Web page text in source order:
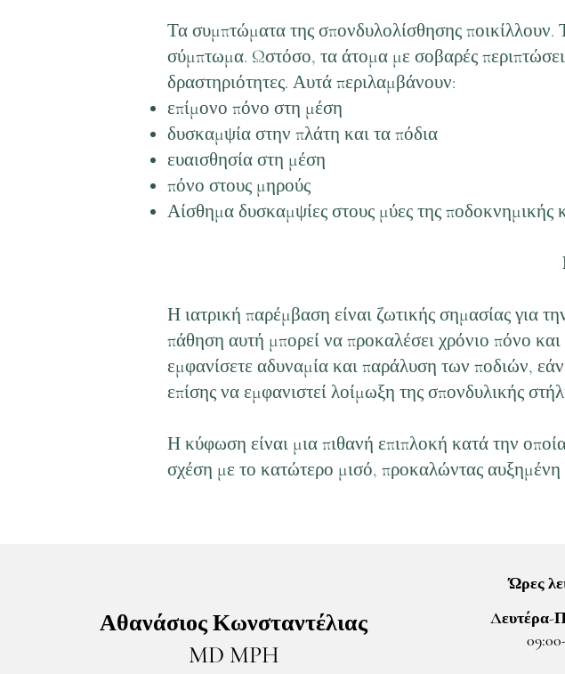
Τα συμπτώματα της σπονδυλολίσθησης ποικίλλουν.
σύμπτωμα. Ωστόσο, τα άτομα με σοβαρές
δραστηριότητες. Αυτά περιλαμβάνουν:
επίμονο πόνο στη μέση
δυσκαμψία στην πλάτη και τα πόδια
ευαισθησία στη μέση
πόνο στους μηρούς
Αίσθημα δυσκαμψίες στους μύες της ποδοκνημικής
Η ιατρική παρέμβαση είναι ζωτικής σημασίας για
πάθηση αυτή μπορεί να προκαλέσει χρόνιο πόνο
εμφανίσετε αδυναμία και παράλυση των ποδιών,
επίσης να εμφανιστεί λοίμωξη της σπονδυλικής
Η κύφωση είναι μια πιθανή επιπλοκή κατά την
σχέση με το κατώτερο μισό, προκαλώντας
Αθανάσιος Κωνσταντέλιας
MD MPH
Ώρες
Δευτέρα-